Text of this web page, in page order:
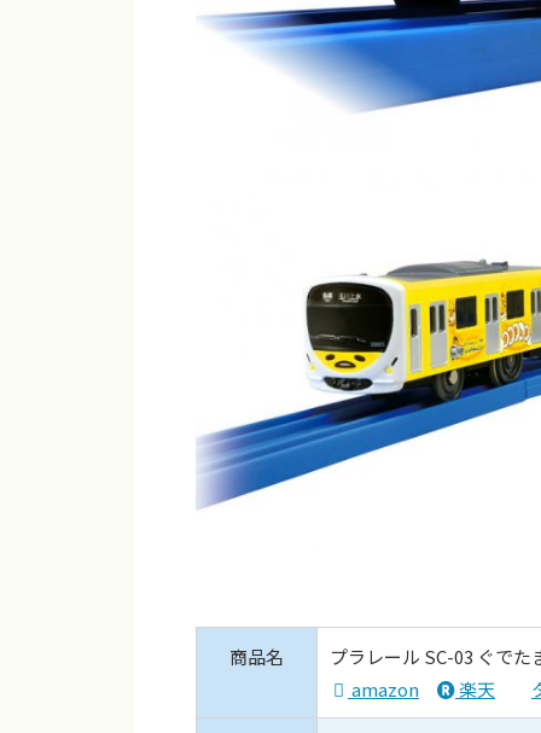
商品名
プラレール SC-03 ぐで
amazon
楽天